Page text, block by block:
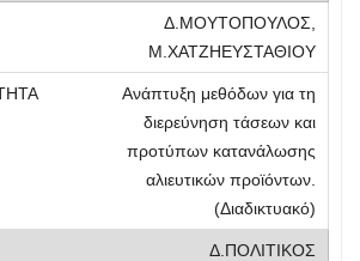
Δ.ΜΟΥΤΟΠΟΥΛΟΣ,
Μ.ΧΑΤΖΗΕΥΣΤΑΘΙΟΥ
Ανάπτυξη μεθόδων για τη
διερεύνηση τάσεων και
προτύπων κατανάλωσης
αλιευτικών προϊόντων.
(Διαδικτυακό)
Δ.ΠΟΛΙΤΙΚΟΣ